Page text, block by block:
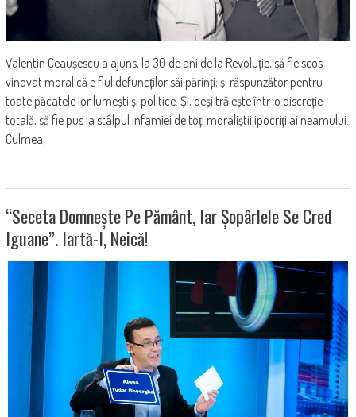
Valentin Ceaușescu a ajuns, la 30 de ani de la Revoluție, să fie scos
vinovat moral că e fiul defuncților săi părinți; și răspunzător pentru
toate păcatele lor lumești și politice. Și, deși trăiește într-o discreție
totală, să fie pus la stâlpul infamiei de toți moraliștii ipocriți ai neamului.
Culmea,
“Seceta Domnește Pe Pământ, Iar Șopârlele Se Cred
Iguane”. Iartă-I, Neică!